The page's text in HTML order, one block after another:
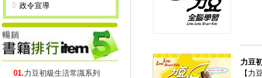
政令宣導
01.力豆初級生活常識系列
力豆
【力